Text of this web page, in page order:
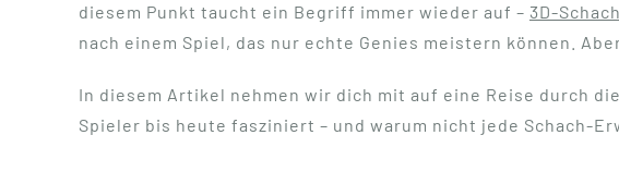
diesem Punkt taucht ein Begriff immer wieder auf – 3D-Schach
nach einem Spiel, das nur echte Genies meistern können.
In diesem Artikel nehmen wir dich mit auf eine Reise durch
Spieler bis heute fasziniert – und warum nicht jede Schach-